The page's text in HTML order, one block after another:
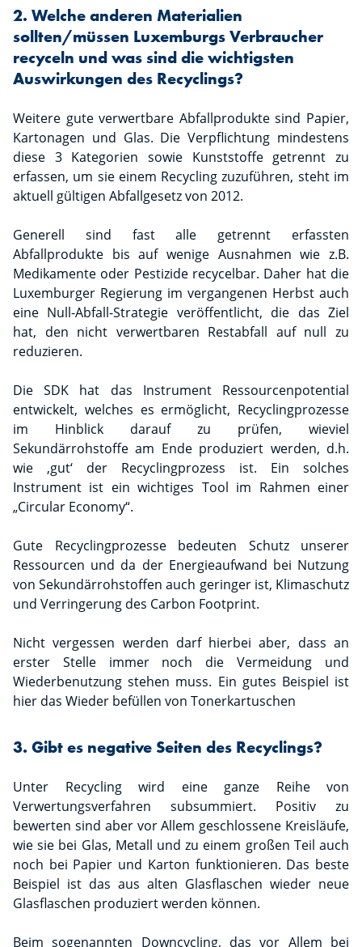
2. Welche anderen Materialien
sollten/müssen Luxemburgs Verbraucher
recyceln und was sind die wichtigsten
Auswirkungen des Recyclings?
Weitere gute verwertbare Abfallprodukte sind Papier,
Kartonagen und Glas. Die Verpflichtung mindestens
diese 3 Kategorien sowie Kunststoffe getrennt zu
erfassen, um sie einem Recycling zuzuführen, steht im
aktuell gültigen Abfallgesetz von 2012.
Generell sind fast alle getrennt erfassten
Abfallprodukte bis auf wenige Ausnahmen wie z.B.
Medikamente oder Pestizide recycelbar. Daher hat die
Luxemburger Regierung im vergangenen Herbst auch
eine Null-Abfall-Strategie veröffentlicht, die das Ziel
hat, den nicht verwertbaren Restabfall auf null zu
reduzieren.
Die SDK hat das Instrument Ressourcenpotential
entwickelt, welches es ermöglicht, Recyclingprozesse
im Hinblick darauf zu prüfen, wieviel
Sekundärrohstoffe am Ende produziert werden, d.h.
wie ‚gut‘ der Recyclingprozess ist. Ein solches
Instrument ist ein wichtiges Tool im Rahmen einer
„Circular Economy“.
Gute Recyclingprozesse bedeuten Schutz unserer
Ressourcen und da der Energieaufwand bei Nutzung
von Sekundärrohstoffen auch geringer ist, Klimaschutz
und Verringerung des Carbon Footprint.
Nicht vergessen werden darf hierbei aber, dass an
erster Stelle immer noch die Vermeidung und
Wiederbenutzung stehen muss. Ein gutes Beispiel ist
hier das Wieder befüllen von Tonerkartuschen
3. Gibt es negative Seiten des Recyclings?
Unter Recycling wird eine ganze Reihe von
Verwertungsverfahren subsummiert. Positiv zu
bewerten sind aber vor Allem geschlossene Kreisläufe,
wie sie bei Glas, Metall und zu einem großen Teil auch
noch bei Papier und Karton funktionieren. Das beste
Beispiel ist das aus alten Glasflaschen wieder neue
Glasflaschen produziert werden können.
Beim sogenannten Downcycling, das vor Allem bei